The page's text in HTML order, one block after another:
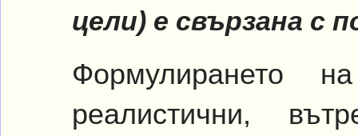
цели) е свързана с
Формулирането
реалистични,